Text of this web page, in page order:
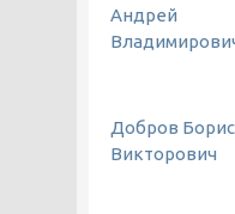
Андрей
Добров Борис
Викторович